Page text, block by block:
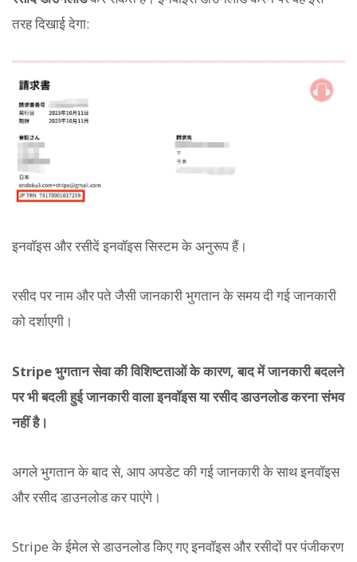
तरह दिखाई देगा:
इनवॉइस और रसीदें इनवॉइस सिस्टम के अनुरूप हैं।
रसीद पर नाम और पते जैसी जानकारी भुगतान के समय दी गई जानकारी
को दर्शाएगी।
Stripe भुगतान सेवा की विशिष्टताओं के कारण, बाद में जानकारी बदलने
पर भी बदली हुई जानकारी वाला इनवॉइस या रसीद डाउनलोड करना संभव
नहीं है।
अगले भुगतान के बाद से, आप अपडेट की गई जानकारी के साथ इनवॉइस
और रसीद डाउनलोड कर पाएंगे।
Stripe के ईमेल से डाउनलोड किए गए इनवॉइस और रसीदों पर पंजीकरण